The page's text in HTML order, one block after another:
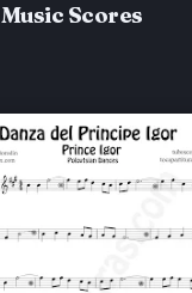
Music Scores